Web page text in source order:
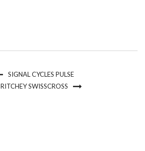
SIGNAL CYCLES PULSE
RITCHEY SWISSCROSS